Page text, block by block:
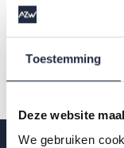
Toestemming
Deze website
We gebruiken